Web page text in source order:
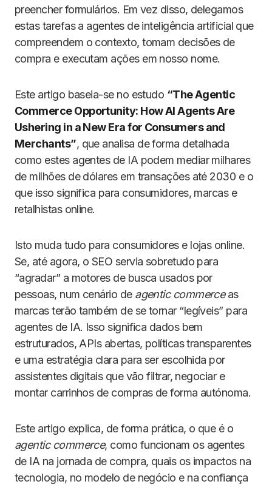
preencher formulários. Em vez disso, delegamos
estas tarefas a agentes de inteligência artificial que
compreendem o contexto, tomam decisões de
compra e executam ações em nosso nome.
Este artigo baseia-se no estudo “The Agentic
Commerce Opportunity: How AI Agents Are
Ushering in a New Era for Consumers and
Merchants”, que analisa de forma detalhada
como estes agentes de IA podem mediar milhares
de milhões de dólares em transações até 2030 e o
que isso significa para consumidores, marcas e
retalhistas online.
Isto muda tudo para consumidores e lojas online.
Se, até agora, o SEO servia sobretudo para
“agradar” a motores de busca usados por
pessoas, num cenário de agentic commerceas
marcas terão também de se tornar “legíveis” para
agentes de IA. Isso significa dados bem
estruturados, APIs abertas, políticas transparentes
e uma estratégia clara para ser escolhida por
assistentes digitais que vão filtrar, negociar e
montar carrinhos de compras de forma autónoma.
Este artigo explica, de forma prática, o que é o
agentic commerce, como funcionam os agentes
de IA na jornada de compra, quais os impactos na
tecnologia, no modelo de negócio e na confiança